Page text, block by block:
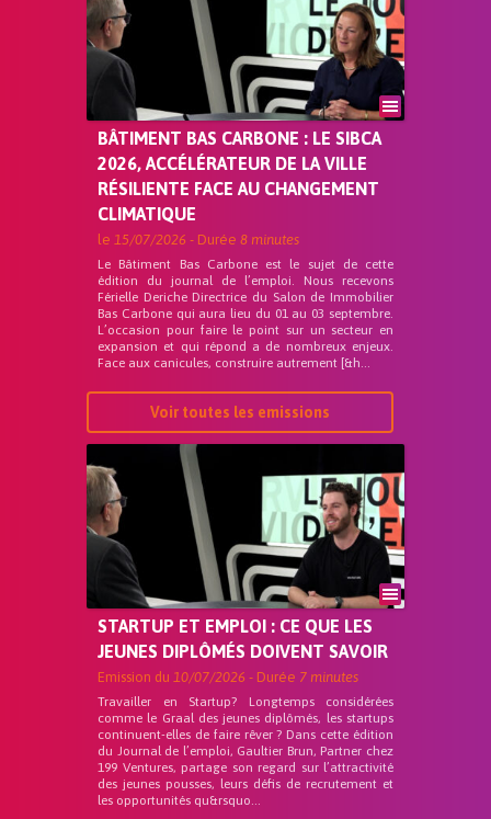
BÂTIMENT BAS CARBONE : LE SIBCA
2026, ACCÉLÉRATEUR DE LA VILLE
RÉSILIENTE FACE AU CHANGEMENT
CLIMATIQUE
le 15/07/2026 - Durée 8 minutes
Le Bâtiment Bas Carbone est le sujet de cette
édition du journal de l’emploi. Nous recevons
Férielle Deriche Directrice du Salon de Immobilier
Bas Carbone qui aura lieu du 01 au 03 septembre.
L’occasion pour faire le point sur un secteur en
expansion et qui répond a de nombreux enjeux.
Face aux canicules, construire autrement [&h...
Voir toutes les emissions
STARTUP ET EMPLOI : CE QUE LES
JEUNES DIPLÔMÉS DOIVENT SAVOIR
Emission du 10/07/2026 - Durée 7 minutes
Travailler en Startup? Longtemps considérées
comme le Graal des jeunes diplômés, les startups
continuent-elles de faire rêver ? Dans cette édition
du Journal de l’emploi, Gaultier Brun, Partner chez
199 Ventures, partage son regard sur l’attractivité
des jeunes pousses, leurs défis de recrutement et
les opportunités qu&rsquo...